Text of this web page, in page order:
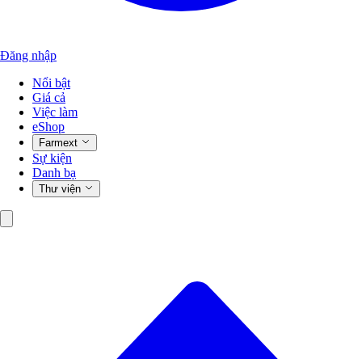
Đăng nhập
Nổi bật
Giá cả
Việc làm
eShop
Farmext
Sự kiện
Danh bạ
Thư viện